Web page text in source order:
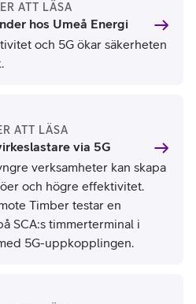
ATT LÄSA
hos Umeå Energi
och 5G ökar säkerheten
ATT LÄSA
via 5G
verksamheter kan skapa
och högre effektivitet.
Timber testar en
SCA:s timmerterminal i
5G-uppkopplingen.